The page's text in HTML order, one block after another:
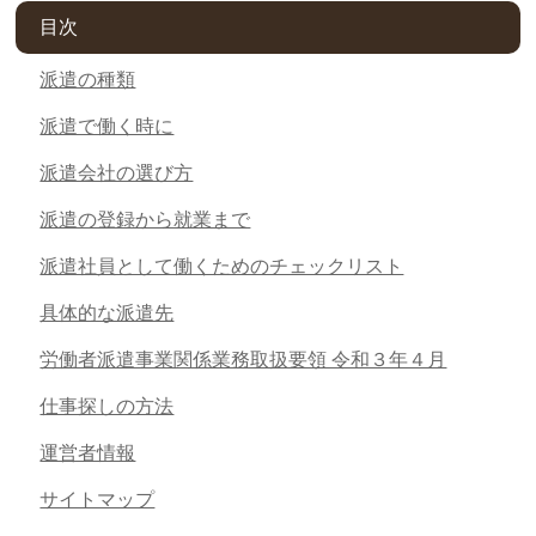
目次
派遣の種類
派遣で働く時に
派遣会社の選び方
派遣の登録から就業まで
派遣社員として働くためのチェックリスト
具体的な派遣先
労働者派遣事業関係業務取扱要領 令和３年４月
仕事探しの方法
運営者情報
サイトマップ